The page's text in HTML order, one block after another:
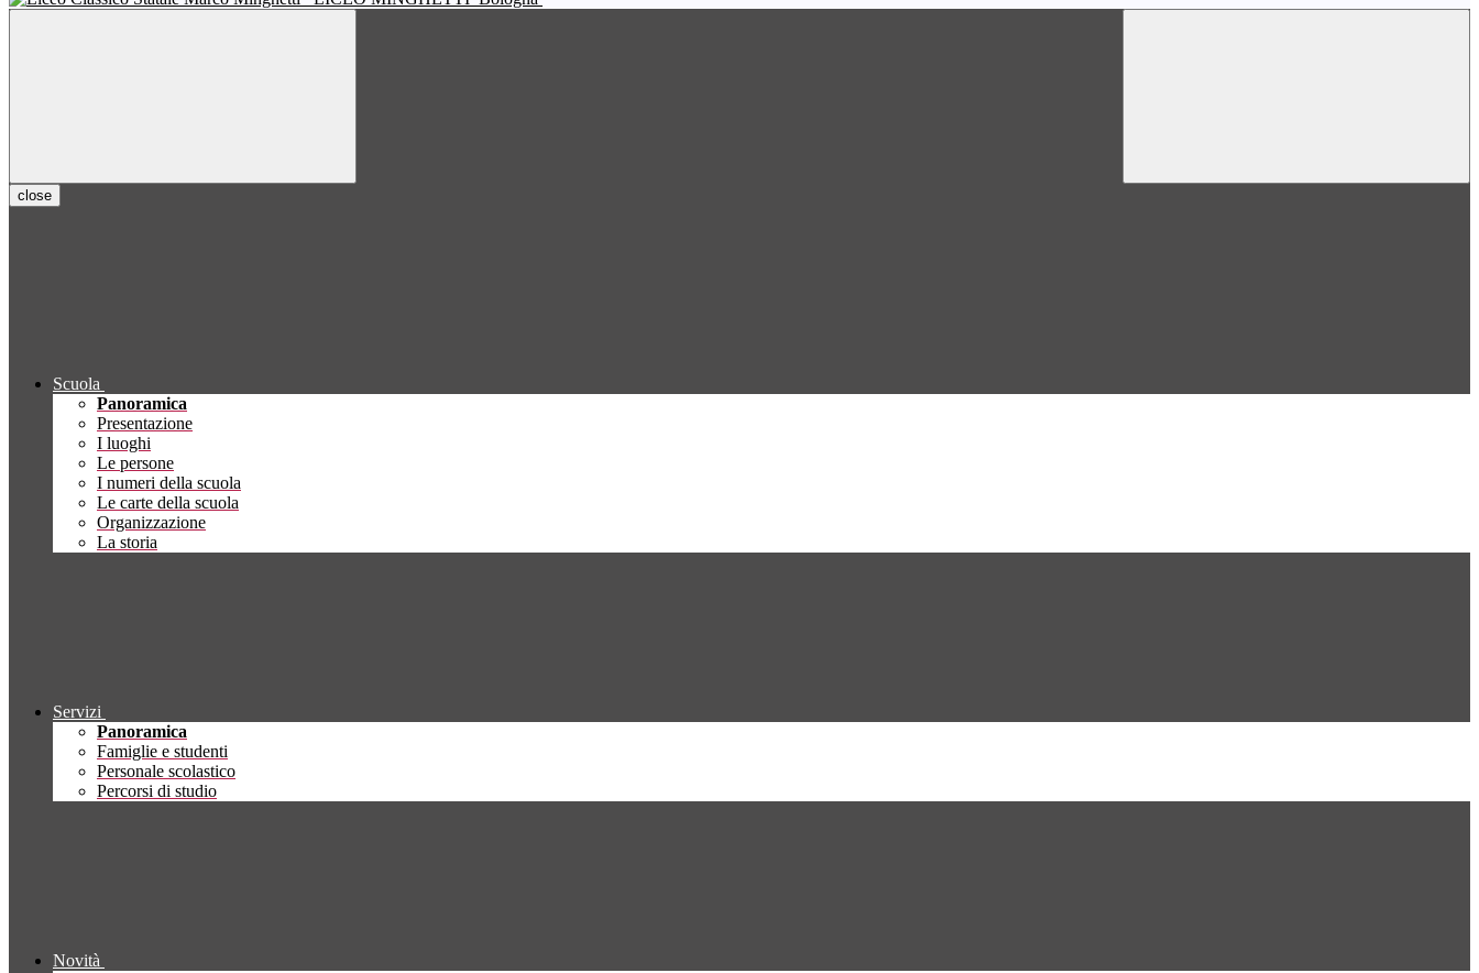
close
Scuola
Panoramica
Presentazione
I luoghi
Le persone
I numeri della scuola
Le carte della scuola
Organizzazione
La storia
Servizi
Panoramica
Famiglie e studenti
Personale scolastico
Percorsi di studio
Novità